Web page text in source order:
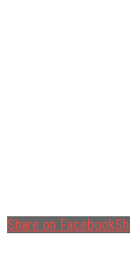
Share on Facebook